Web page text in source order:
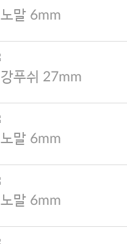
노말 6mm
강푸쉬 27mm
노말 6mm
노말 6mm